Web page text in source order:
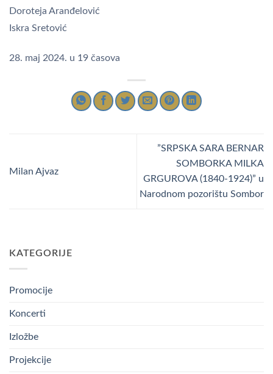
Doroteja Aranđelović
Iskra Sretović
28. maj 2024. u 19 časova
Milan Ajvaz
”SRPSKA SARA BERNAR
SOMBORKA MILKA
GRGUROVA (1840-1924)” u
Narodnom pozorištu Sombor
KATEGORIJE
Promocije
Koncerti
Izložbe
Projekcije